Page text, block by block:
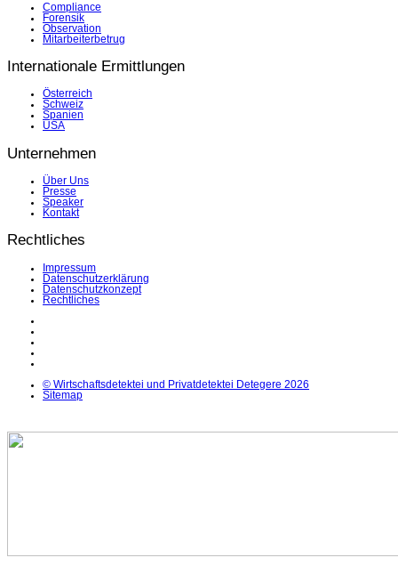
Compliance
Forensik
Observation
Mitarbeiterbetrug
Internationale Ermittlungen
Österreich
Schweiz
Spanien
USA
Unternehmen
Über Uns
Presse
Speaker
Kontakt
Rechtliches
Impressum
Datenschutzerklärung
Datenschutzkonzept
Rechtliches
© Wirtschaftsdetektei und Privatdetektei Detegere 2026
Sitemap